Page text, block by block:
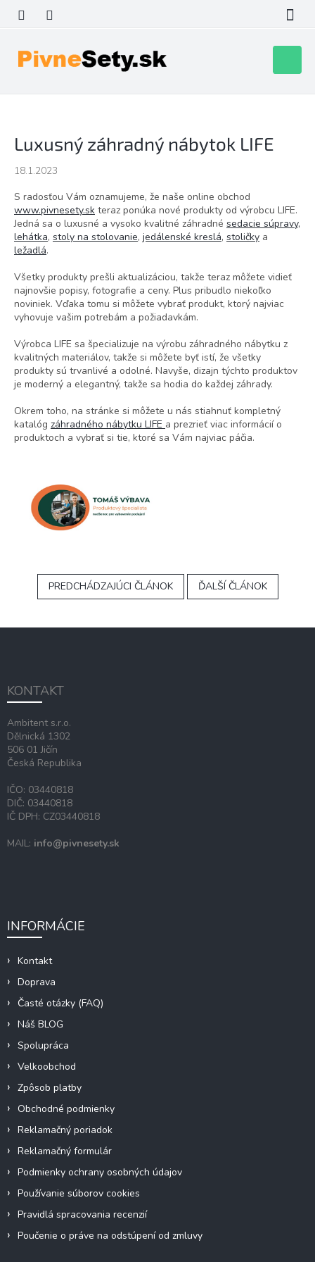
obsah
košík
Luxusný záhradný nábytok LIFE
18.1.2023
S radosťou Vám oznamujeme, že naše online obchod
www.pivnesety.sk teraz ponúka nové produkty od výrobcu LIFE.
Jedná sa o luxusné a vysoko kvalitné záhradné sedacie súpravy,
lehátka, stoly na stolovanie, jedálenské kreslá, stoličky a
ležadlá.
Všetky produkty prešli aktualizáciou, takže teraz môžete vidieť
najnovšie popisy, fotografie a ceny. Plus pribudlo niekoľko
noviniek. Vďaka tomu si môžete vybrať produkt, ktorý najviac
vyhovuje vašim potrebám a požiadavkám.
Výrobca LIFE sa špecializuje na výrobu záhradného nábytku z
kvalitných materiálov, takže si môžete byť istí, že všetky
produkty sú trvanlivé a odolné. Navyše, dizajn týchto produktov
je moderný a elegantný, takže sa hodia do každej záhrady.
Okrem toho, na stránke si môžete u nás stiahnuť kompletný
katalóg záhradného nábytku LIFE a prezrieť viac informácií o
produktoch a vybrať si tie, ktoré sa Vám najviac páčia.
PREDCHÁDZAJÚCI ČLÁNOK ĎALŠÍ ČLÁNOK
KONTAKT
Ambitent s.r.o.
Dělnická 1302
506 01 Jičín
Česká Republika
IČO: 03440818
DIČ: 03440818
IČ DPH: CZ03440818
MAIL: info@pivnesety.sk
INFORMÁCIE
Kontakt
Doprava
Časté otázky (FAQ)
Náš BLOG
Spolupráca
Velkoobchod
Zpôsob platby
Obchodné podmienky
Reklamačný poriadok
Reklamačný formulár
Podmienky ochrany osobných údajov
Používanie súborov cookies
Pravidlá spracovania recenzií
Poučenie o práve na odstúpení od zmluvy